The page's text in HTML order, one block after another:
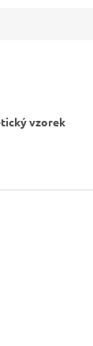
vzorek